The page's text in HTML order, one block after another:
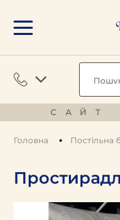
САЙТ
Головна Постільна